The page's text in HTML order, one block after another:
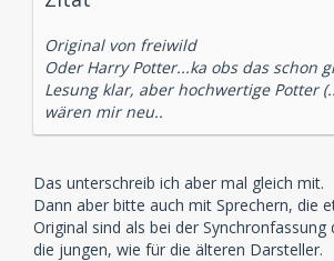
Original von freiwild
Oder Harry Potter...ka obs das schon
Lesung klar, aber hochwertige Potter
wären mir neu..
Das unterschreib ich aber mal gleich mit.
Dann aber bitte auch mit Sprechern, die
Original sind als bei der Synchronfassung
die jungen, wie für die älteren Darsteller.